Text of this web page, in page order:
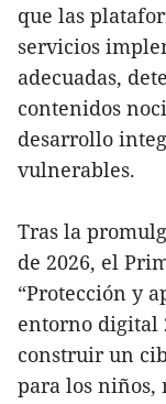
que las
servicios
adecuadas,
contenidos
desarrollo
vulnerables.
Tras la
de 2026, el
“Protección y
entorno digital
construir un
para los niños,